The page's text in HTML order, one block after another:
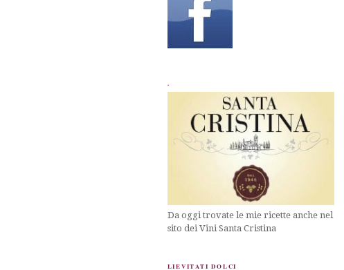
.
Da oggi trovate le mie ricette anche nel
sito dei Vini Santa Cristina
LIEVITATI DOLCI